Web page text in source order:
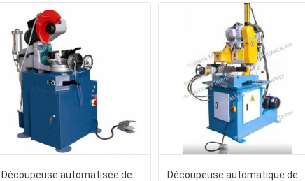
Découpeuse automatisée de
Découpeuse automatique de